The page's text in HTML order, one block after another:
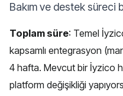
Bakım ve destek süreci
Toplam süre: Temel
kapsamlı entegrasyon
4 hafta. Mevcut bir İyzico
platform değişikliği